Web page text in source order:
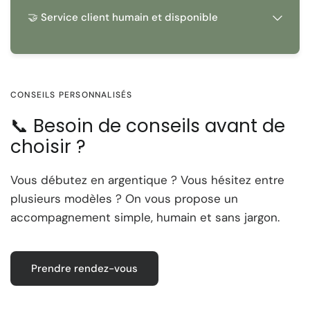
🤝 Service client humain et disponible
CONSEILS PERSONNALISÉS
📞 Besoin de conseils avant de
choisir ?
Vous débutez en argentique ? Vous hésitez entre
plusieurs modèles ? On vous propose un
accompagnement simple, humain et sans jargon.
Prendre rendez-vous